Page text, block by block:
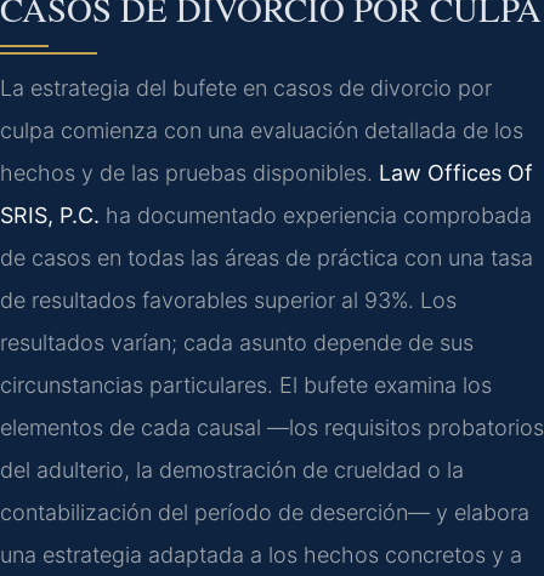
La estrategia del bufete en casos de divorcio por
culpa comienza con una evaluación detallada de los
hechos y de las pruebas disponibles. Law Offices Of
SRIS, P.C. ha documentado experiencia comprobada
de casos en todas las áreas de práctica con una tasa
de resultados favorables superior al 93%. Los
resultados varían; cada asunto depende de sus
circunstancias particulares. El bufete examina los
elementos de cada causal —los requisitos probatorios
del adulterio, la demostración de crueldad o la
contabilización del período de deserción— y elabora
una estrategia adaptada a los hechos concretos y a